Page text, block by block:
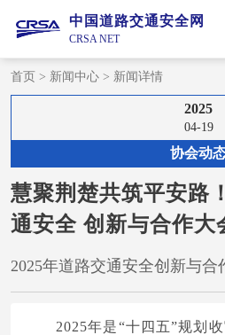
中国道路交通安全网
CRSA NET
首页 > 新闻中心 > 新闻详情
2025
04-19
协会动
慧聚荆楚共筑平安路
通安全 创新与合作大
2025年道路交通安全创新与
2025年是“十四五”规划